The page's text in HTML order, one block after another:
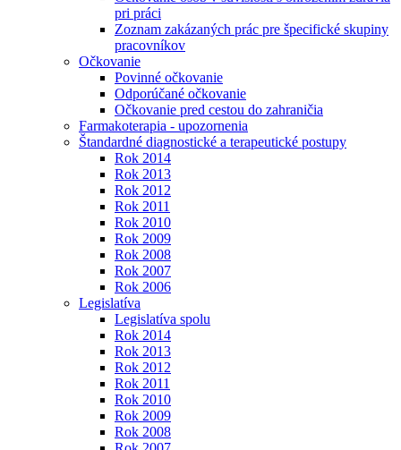
pri práci
Zoznam zakázaných prác pre špecifické skupiny
pracovníkov
Očkovanie
Povinné očkovanie
Odporúčané očkovanie
Očkovanie pred cestou do zahraničia
Farmakoterapia - upozornenia
Štandardné diagnostické a terapeutické postupy
Rok 2014
Rok 2013
Rok 2012
Rok 2011
Rok 2010
Rok 2009
Rok 2008
Rok 2007
Rok 2006
Legislatíva
Legislatíva spolu
Rok 2014
Rok 2013
Rok 2012
Rok 2011
Rok 2010
Rok 2009
Rok 2008